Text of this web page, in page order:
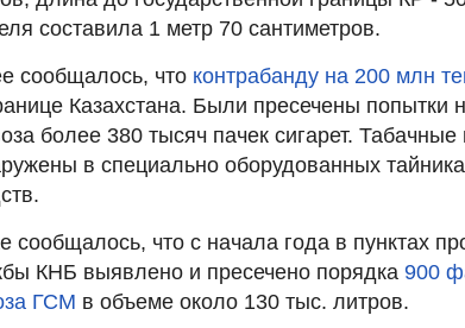
составила 1 метр 70 сантиметров.
сообщалось, что контрабанду на 200 млн
Казахстана. Были пресечены попытки
более 380 тысяч пачек сигарет.
в специально оборудованных
сообщалось, что с начала года в пунктах
КНБ выявлено и пресечено порядка 900
ГСМ в объеме около 130 тыс. литров.